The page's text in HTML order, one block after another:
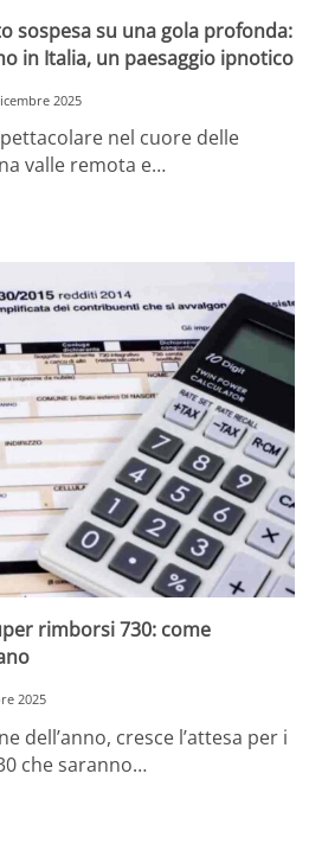
sospesa su una gola profonda:
in Italia, un paesaggio ipnotico
2025
nel cuore delle
valle remota e…
rimborsi 730: come
2025
dell’anno, cresce l’attesa per i
che saranno…